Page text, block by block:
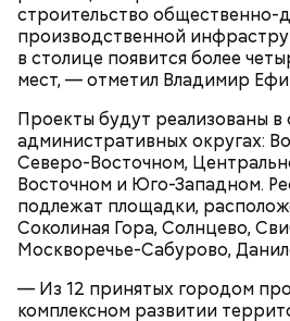
строительство общественно-
производственной
в столице появится более
мест, — отметил Владимир
Проекты будут реализованы в
административных округах:
Северо-Восточном,
Восточном и Юго-Западном.
подлежат площадки,
Соколиная Гора, Солнцево,
Москворечье-Сабурово,
— Из 12 принятых городом
комплексном развитии
Также существует раздел
который будет полезен
нем можно найти информацию
преимущества дает
программе лояльности. Там же
отправить заявку на
Ботанический сад РАН;
ВДНХ;
Лосиный Остров;
Измайловский парк;
Кемеровский лесопарк;
Парк Кузьминки;
Парк 850-летия Москвы;
Братеевскую пойму;
Борисовские пруды;
Царицыно;
Битцевский лес;
Теплый Стан;
Парк победы;
Фото: Пресс-служба ЦОДД
Исследователи считают, что
Гнездниковском переулке
впервые увидел Елену